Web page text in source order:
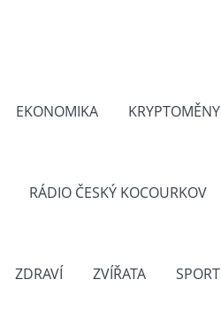
EKONOMIKA KRYPTOMĚNY
RÁDIO ČESKÝ KOCOURKOV
ZDRAVÍ ZVÍŘATA SPORT